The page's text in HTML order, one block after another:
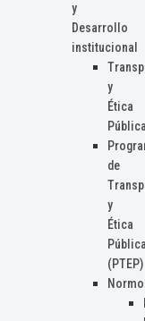
y
Desarrollo
institucional
y
Ética
Pública
de
y
Ética
Pública
(PTEP)